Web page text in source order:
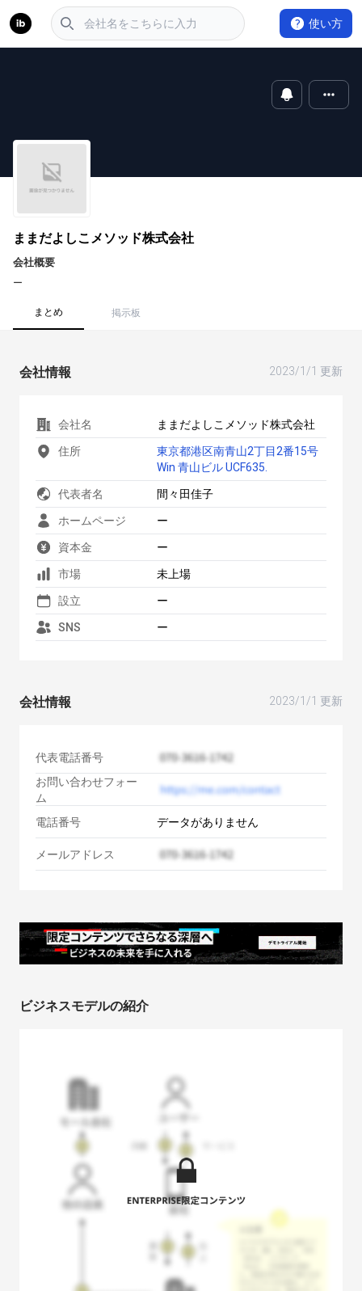
使い方
ままだよしこメソッド株式会社
会社概要
ー
まとめ 掲示板
会社情報 2023/1/1 更新
会社名 ままだよしこメソッド株式会社
住所
東京都港区南青山2丁目2番15号
Win 青山ビル UCF635.
代表者名 間々田佳子
ホームページ ー
資本金 ー
市場 未上場
設立 ー
SNS ー
会社情報 2023/1/1 更新
代表電話番号
お問い合わせフォー
ム
電話番号
データがありません
メールアドレス
ビジネスモデルの紹介